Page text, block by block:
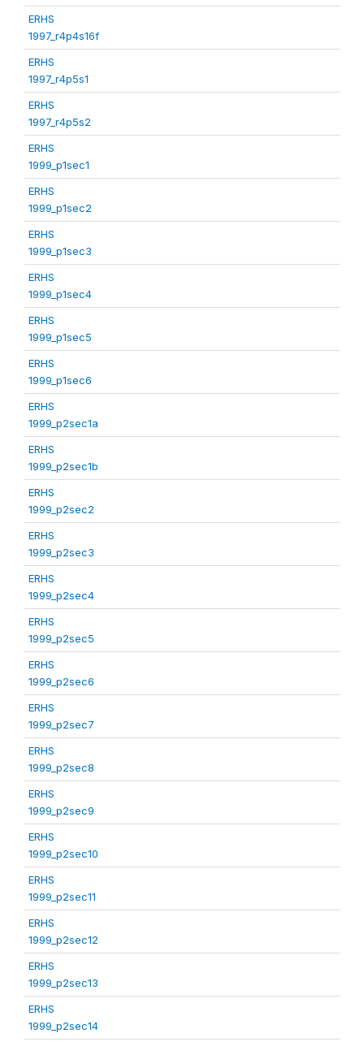
ERHS
1997_r4p4s16f
ERHS
1997_r4p5s1
ERHS
1997_r4p5s2
ERHS
1999_p1sec1
ERHS
1999_p1sec2
ERHS
1999_p1sec3
ERHS
1999_p1sec4
ERHS
1999_p1sec5
ERHS
1999_p1sec6
ERHS
1999_p2sec1a
ERHS
1999_p2sec1b
ERHS
1999_p2sec2
ERHS
1999_p2sec3
ERHS
1999_p2sec4
ERHS
1999_p2sec5
ERHS
1999_p2sec6
ERHS
1999_p2sec7
ERHS
1999_p2sec8
ERHS
1999_p2sec9
ERHS
1999_p2sec10
ERHS
1999_p2sec11
ERHS
1999_p2sec12
ERHS
1999_p2sec13
ERHS
1999_p2sec14